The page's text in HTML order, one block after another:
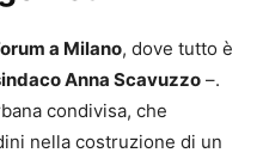
a Milano, dove tutto è
Anna Scavuzzo –.
condivisa, che
nella costruzione di un